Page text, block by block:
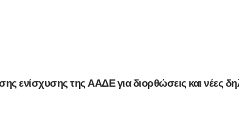
ενίσχυσης της ΑΑΔΕ για διορθώσεις και νέες